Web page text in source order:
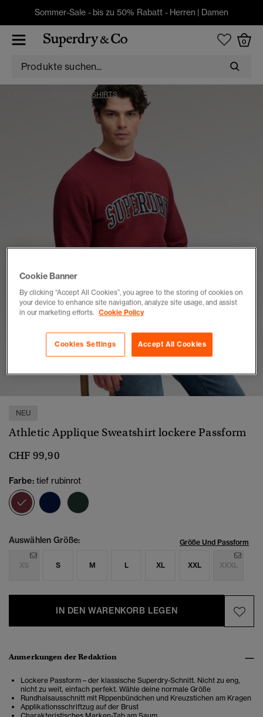
Sommer-Sale - bis zu 50% Rabatt - Herren | Damen
0
HOODIES UND SWEATSHIRTS
NEU
Athletic Applique Sweatshirt lockere Passform
CHF 99,90
Farbe: tief rubinrot
Ausgewählt
Auswählen Größe: Größe Und Passform
XS S M L XL XXL XXXL
IN DEN WARENKORB LEGEN
Anmerkungen der Redaktion
Lockere Passform – der klassische Superdry-Schnitt. Nicht zu eng,
nicht zu weit, einfach perfekt. Wähle deine normale Größe
Rundhalsausschnitt mit Rippenbündchen und Kreuzstichen am Kragen
Applikationsschriftzug auf der Brust
Cookie Banner
By clicking “Accept All Cookies”, you agree to the storing of cookies on
your device to enhance site navigation, analyze site usage, and assist
in our marketing efforts. Cookie Policy
Accept All Cookies
Cookies Settings